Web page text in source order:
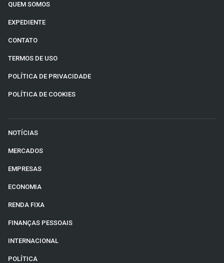
QUEM SOMOS
EXPEDIENTE
CONTATO
TERMOS DE USO
POLÍTICA DE PRIVACIDADE
POLÍTICA DE COOKIES
NOTÍCIAS
MERCADOS
EMPRESAS
ECONOMIA
RENDA FIXA
FINANÇAS PESSOAIS
INTERNACIONAL
POLÍTICA